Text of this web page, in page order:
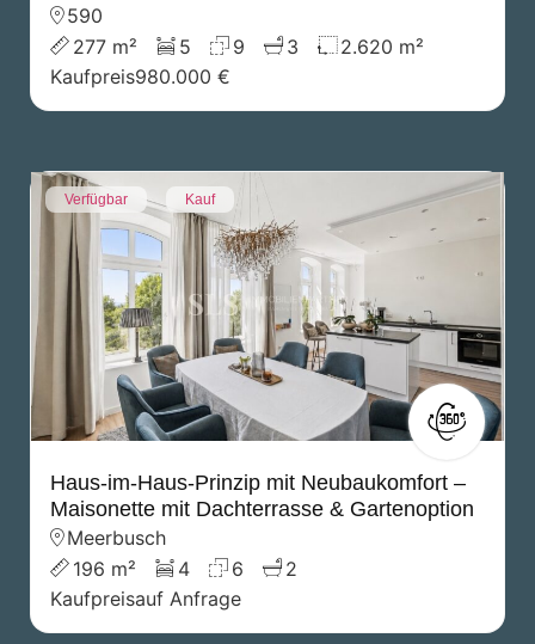
590
277 m²
5 9 3
2.620 m²
Kaufpreis980.000 €
Verfügbar Kauf
Haus-im-Haus-Prinzip mit Neubaukomfort –
Maisonette mit Dachterrasse & Gartenoption
Meerbusch
196 m²
4 6
2
Kaufpreisauf Anfrage